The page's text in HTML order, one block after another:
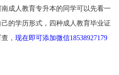
成人教育专升本的同学可以先看一
的学历形式，四种成人教育毕业证
查，现在即可添加微信18538927179